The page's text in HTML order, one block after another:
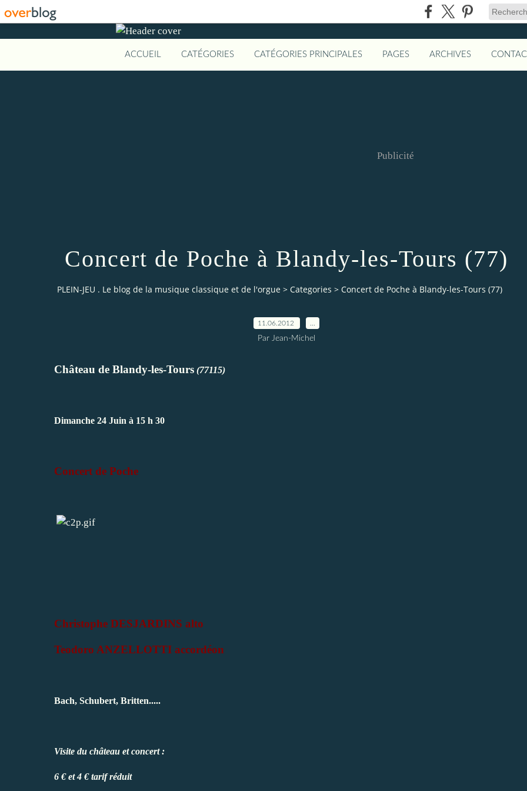
ACCUEIL CATÉGORIES CATÉGORIES PRINCIPALES PAGES ARCHIVES
Publicité
Concert de Poche à Blandy-les-Tours (77)
PLEIN-JEU . Le blog de la musique classique et de l'orgue > Categories > Concert de Poche à Blandy-les-Tours (77)
11.06.2012
Par Jean-Michel
Château de Blandy-les-Tours (77115)
Dimanche 24 Juin à 15 h 30
Concert de Poche
Christophe DESJARDINS alto
Teodoro ANZELLOTTI accordéon
Bach, Schubert, Britten.....
Visite du château et concert :
6 € et 4 € tarif réduit